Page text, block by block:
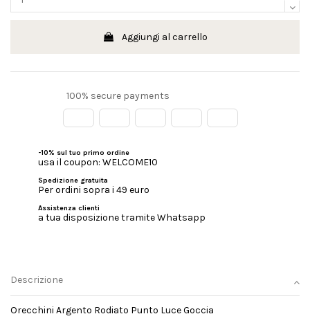
Aggiungi al carrello
100% secure payments
-10% sul tuo primo ordine
usa il coupon: WELCOME10
Spedizione gratuita
Per ordini sopra i 49 euro
Assistenza clienti
a tua disposizione tramite Whatsapp
Descrizione
Orecchini Argento Rodiato Punto Luce Goccia